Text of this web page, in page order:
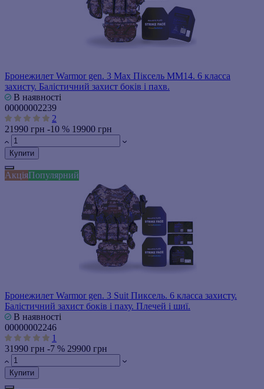
Бронежилет Warmor gen. 3 Max Піксель ММ14. 6 класса
захисту. Балістичний захист боків і пахв.
В наявності
00000002239
2
21990 грн -10 % 19900 грн
Купити
АкціяПопулярний
Бронежилет Warmor gen. 3 Suit Пиксель. 6 класса захисту.
Балістичний захист боків і паху. Плечей і шиї.
В наявності
00000002246
1
31990 грн -7 % 29900 грн
Купити